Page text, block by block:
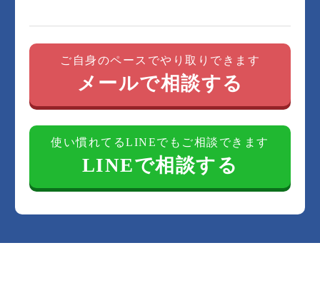
舞町、天神、天王町、天王西、天王東、天王南、
土、堂林、葛沢、殿沢、巴町、鳥坂、中河内、長
崎、長崎新田、長崎南町、中之郷、中矢部町、七ツ
新屋、西大曲町、西久保、西里、西高町、二の丸
町、布沢、沼田町、能島、蜂ケ谷、蜂ケ谷南町、浜
田町、原、半左衛門新田、東大曲町、日立町、日の
出町、平川地、広瀬、富士見町、船越、船越町、船
越東町、船越南町、船原、蛇塚、堀込、本郷町、本
町、真砂町、松井町、松原町、馬走、馬走北、馬走
坂の上、万世町、御門台、緑が丘町、港町、南岡
三、宮下町、宮代町、向田町、迎山町、村松、村松
ご自身のペースでやり取りできます
メールで相談する
使い慣れてるLINEでもご相談できます
LINEで相談する